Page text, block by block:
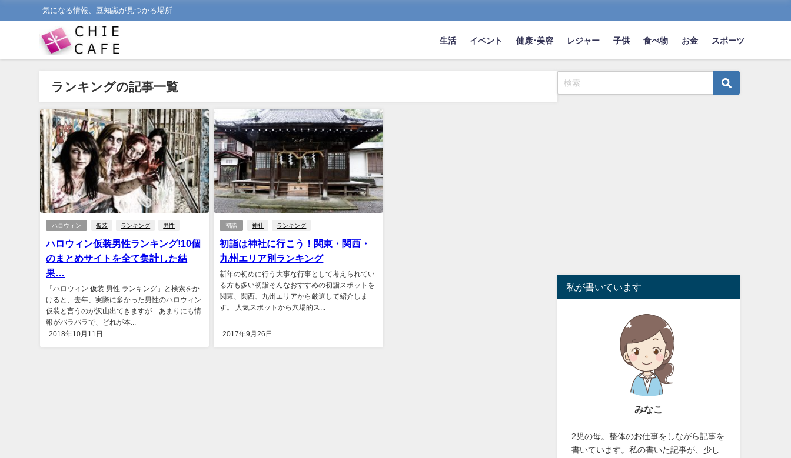
気になる情報、豆知識が見つかる場所
生活 イベント 健康･美容 レジャー 子供 食べ物 お金 スポーツ
ランキングの記事一覧
ハロウィン 仮装 ランキング 男性
ハロウィン仮装男性ランキング!10個
のまとめサイトを全て集計した結
果…
「ハロウィン 仮装 男性 ランキング」と検索をか
けると、去年、実際に多かった男性のハロウィン
仮装と言うのが沢山出てきますが…あまりにも情
報がバラバラで、どれが本...
2018年10月11日
初詣 神社 ランキング
初詣は神社に行こう！関東・関西・
九州エリア別ランキング
新年の初めに行う大事な行事として考えられてい
る方も多い初詣そんなおすすめの初詣スポットを
関東、関西、九州エリアから厳選して紹介しま
す。 人気スポットから穴場的ス...
2017年9月26日
私が書いています
みなこ
2児の母。整体のお仕事をしながら記事を
書いています。私の書いた記事が、少し